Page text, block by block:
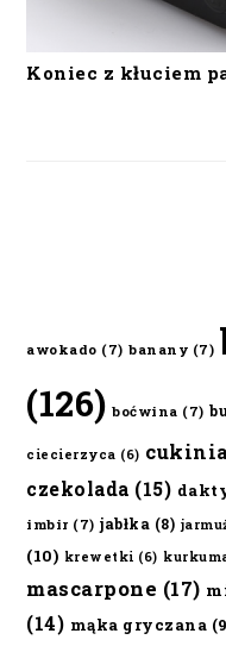
Koniec z kłuciem
awokado (7) banany (7)
(126) boćwina (7)
ciecierzyca (6)
czekolada (15)
imbir (7) jabłka (8)
(10) krewetki (6)
mascarpone (17)
(14) mąka gryczana